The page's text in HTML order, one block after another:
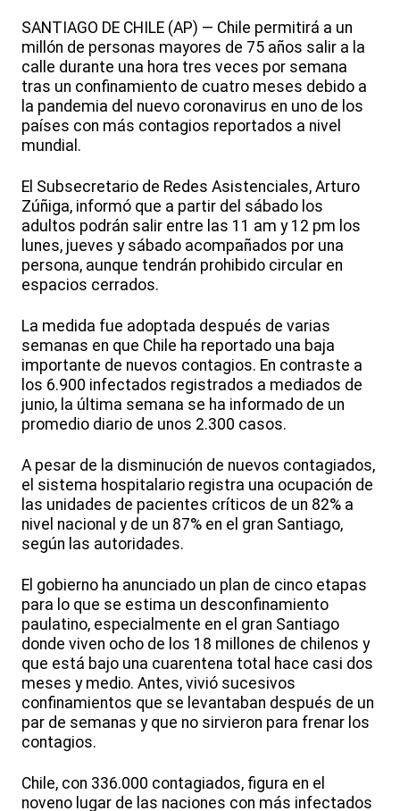
SANTIAGO DE CHILE (AP) — Chile permitirá a un
millón de personas mayores de 75 años salir a la
calle durante una hora tres veces por semana
tras un confinamiento de cuatro meses debido a
la pandemia del nuevo coronavirus en uno de los
países con más contagios reportados a nivel
mundial.
El Subsecretario de Redes Asistenciales, Arturo
Zúñiga, informó que a partir del sábado los
adultos podrán salir entre las 11 am y 12 pm los
lunes, jueves y sábado acompañados por una
persona, aunque tendrán prohibido circular en
espacios cerrados.
La medida fue adoptada después de varias
semanas en que Chile ha reportado una baja
importante de nuevos contagios. En contraste a
los 6.900 infectados registrados a mediados de
junio, la última semana se ha informado de un
promedio diario de unos 2.300 casos.
A pesar de la disminución de nuevos contagiados,
el sistema hospitalario registra una ocupación de
las unidades de pacientes críticos de un 82% a
nivel nacional y de un 87% en el gran Santiago,
según las autoridades.
El gobierno ha anunciado un plan de cinco etapas
para lo que se estima un desconfinamiento
paulatino, especialmente en el gran Santiago
donde viven ocho de los 18 millones de chilenos y
que está bajo una cuarentena total hace casi dos
meses y medio. Antes, vivió sucesivos
confinamientos que se levantaban después de un
par de semanas y que no sirvieron para frenar los
contagios.
Chile, con 336.000 contagiados, figura en el
noveno lugar de las naciones con más infectados